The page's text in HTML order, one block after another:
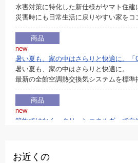
水害対策に特化した新仕様がヤマト住建
災害時にも日常生活に戻りやすい家を
商品
new
暑い夏も、家の中はさらりと快適に。「
暑い夏も、家の中はさらりと快適に。
最新の全館空調熱交換気システムを標
商品
new
節約ではなく、クリーンエネルギーで自
節約ではなく、クリーンエネルギーで
お近くの